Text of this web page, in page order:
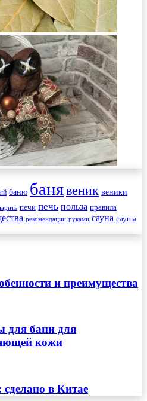
баню банявеник веники
печи печь польза правила
рекомендации руками сауна сауны
и преимущества
для бани для
кожи
в Китае